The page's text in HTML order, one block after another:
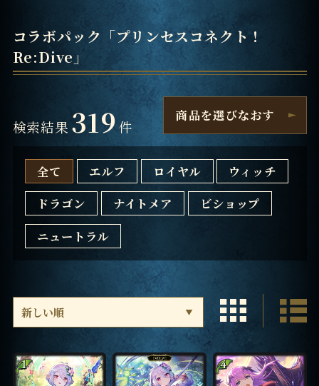
コラボパック「プリンセスコネクト！
Re:Dive」
検索結果 319 件
商品を選びなおす
全て エルフ ロイヤル
ウィッチ
ドラゴン
ナイトメア
ビショップ
ニュートラル